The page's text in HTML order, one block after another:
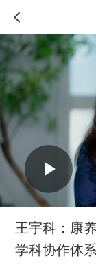
王宇科：康
学科协作体系